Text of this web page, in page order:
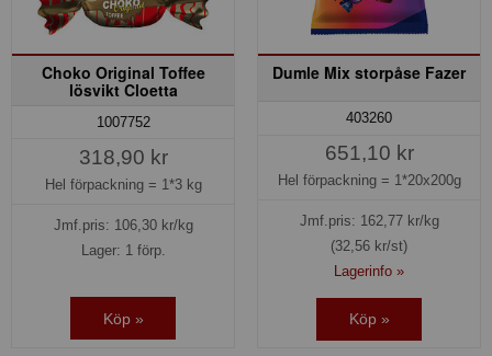
Choko Original Toffee
lösvikt Cloetta
1007752
318,90 kr
Hel förpackning = 1*3 kg
Jmf.pris: 106,30kr/kg
Lager: 1 förp.
Köp »
Dumle Mix storpåse Fazer
403260
651,10 kr
Hel förpackning = 1*20x200g
Jmf.pris: 162,77kr/kg
(32,56 kr/st)
Lagerinfo »
Köp »